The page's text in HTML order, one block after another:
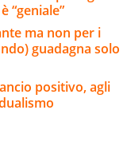
“geniale”
ma non per i
guadagna solo
positivo, agli